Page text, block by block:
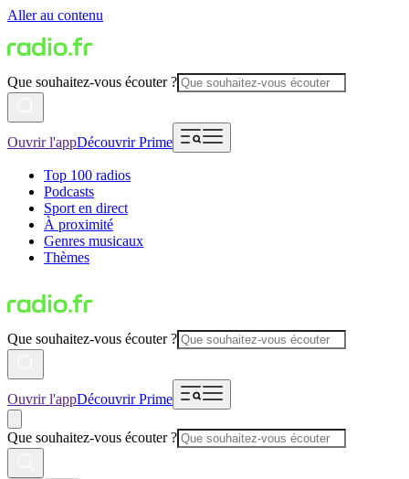
Aller au contenu
Que souhaitez-vous écouter ?
Ouvrir l'appDécouvrir Prime
Top 100 radios
Podcasts
Sport en direct
À proximité
Genres musicaux
Thèmes
Que souhaitez-vous écouter ?
Ouvrir l'appDécouvrir Prime
Que souhaitez-vous écouter ?